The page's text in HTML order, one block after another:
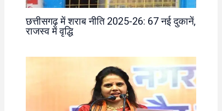
छत्तीसगढ़ में शराब नीति 2025-26: 67 नई दुकानें,
राजस्व में वृद्धि